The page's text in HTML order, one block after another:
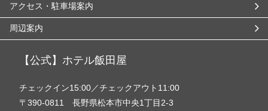
アクセス・駐車場案内
周辺案内
【公式】ホテル飯田屋
チェックイン15:00／チェックアウト11:00
〒390-0811 長野県松本市中央1丁目2-3